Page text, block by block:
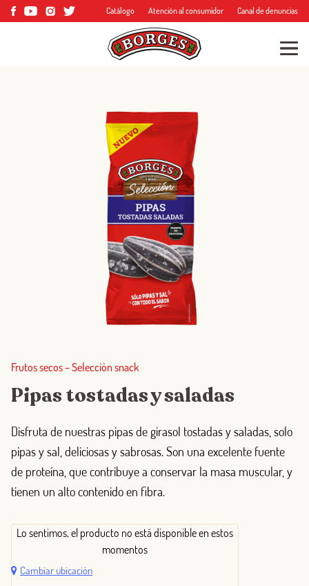
Catálogo Atención al consumidor Canal de denuncias
Frutos secos–Selección snack
Pipas tostadas y saladas
Disfruta de nuestras pipas de girasol tostadas y saladas, solo
pipas y sal, deliciosas y sabrosas. Son una excelente fuente
de proteína, que contribuye a conservar la masa muscular, y
tienen un alto contenido en fibra.
Lo sentimos, el producto no está disponible en estos
momentos
Cambiar ubicación